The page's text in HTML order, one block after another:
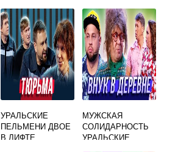
УРАЛЬСКИЕ
ПЕЛЬМЕНИ ДВОЕ
В ЛИФТЕ
МУЖСКАЯ
СОЛИДАРНОСТЬ
УРАЛЬСКИЕ